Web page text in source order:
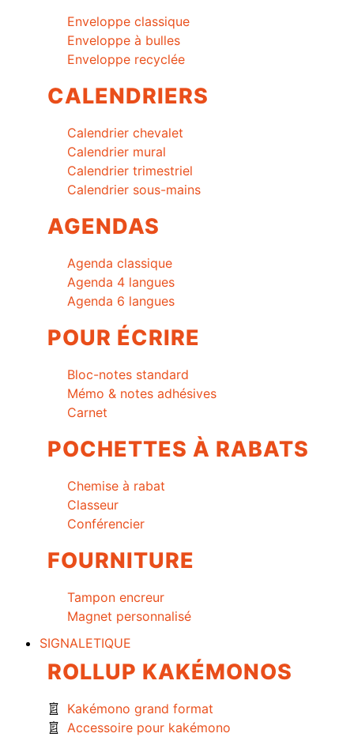
Enveloppe classique
Enveloppe à bulles
Enveloppe recyclée
CALENDRIERS
Calendrier chevalet
Calendrier mural
Calendrier trimestriel
Calendrier sous-mains
AGENDAS
Agenda classique
Agenda 4 langues
Agenda 6 langues
POUR ÉCRIRE
Bloc-notes standard
Mémo & notes adhésives
Carnet
POCHETTES À RABATS
Chemise à rabat
Classeur
Conférencier
FOURNITURE
Tampon encreur
Magnet personnalisé
SIGNALETIQUE
ROLLUP KAKÉMONOS
Kakémono grand format
Accessoire pour kakémono